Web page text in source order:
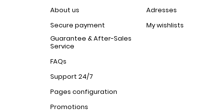
About us
Secure payment
Guarantee & After-Sales
Service
FAQs
Support 24/7
Pages configuration
Promotions
Adresses
My wishlists